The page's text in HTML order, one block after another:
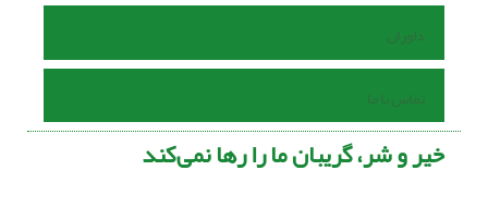
داوران
تماس با ما
خیر و شر، گریبان ما را رها نمی‌کند